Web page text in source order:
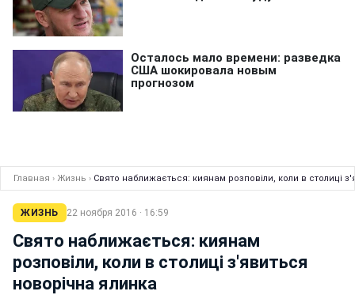
Главная › Жизнь › Свято наближається: киянам розповіли, коли в столиці
ЖИЗНЬ 22 ноября 2016 · 16:59
Свято наближається: киянам
розповіли, коли в столиці з'явиться
новорічна ялинка